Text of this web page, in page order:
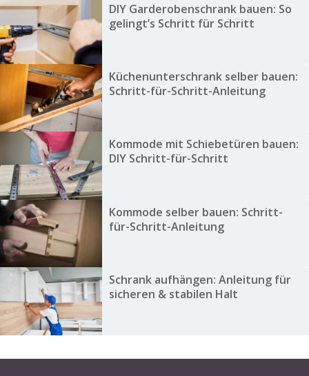
DIY Garderobenschrank bauen: So
gelingt’s Schritt für Schritt
Küchenunterschrank selber bauen:
Schritt-für-Schritt-Anleitung
Kommode mit Schiebetüren bauen:
DIY Schritt-für-Schritt
Kommode selber bauen: Schritt-
für-Schritt-Anleitung
Schrank aufhängen: Anleitung für
sicheren & stabilen Halt